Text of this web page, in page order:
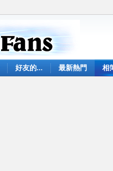
好友的... 最新熱門 相